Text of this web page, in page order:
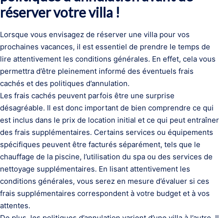
réserver votre villa !
Lorsque vous envisagez de réserver une villa pour vos
prochaines vacances, il est essentiel de prendre le temps de
lire attentivement les conditions générales. En effet, cela vous
permettra d’être pleinement informé des éventuels frais
cachés et des politiques d’annulation.
Les frais cachés peuvent parfois être une surprise
désagréable. Il est donc important de bien comprendre ce qui
est inclus dans le prix de location initial et ce qui peut entraîner
des frais supplémentaires. Certains services ou équipements
spécifiques peuvent être facturés séparément, tels que le
chauffage de la piscine, l’utilisation du spa ou des services de
nettoyage supplémentaires. En lisant attentivement les
conditions générales, vous serez en mesure d’évaluer si ces
frais supplémentaires correspondent à votre budget et à vos
attentes.